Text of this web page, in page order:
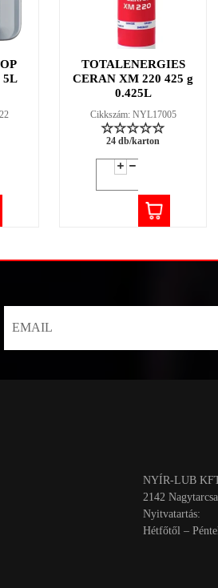
5L
TOTALENERGIES
CERAN XM 220 425 g
0.425L
Cikkszám: NYL17005
24 db/karton
NYÍR-LUB
2142
Nyitvatartás:
Hétfőtől –